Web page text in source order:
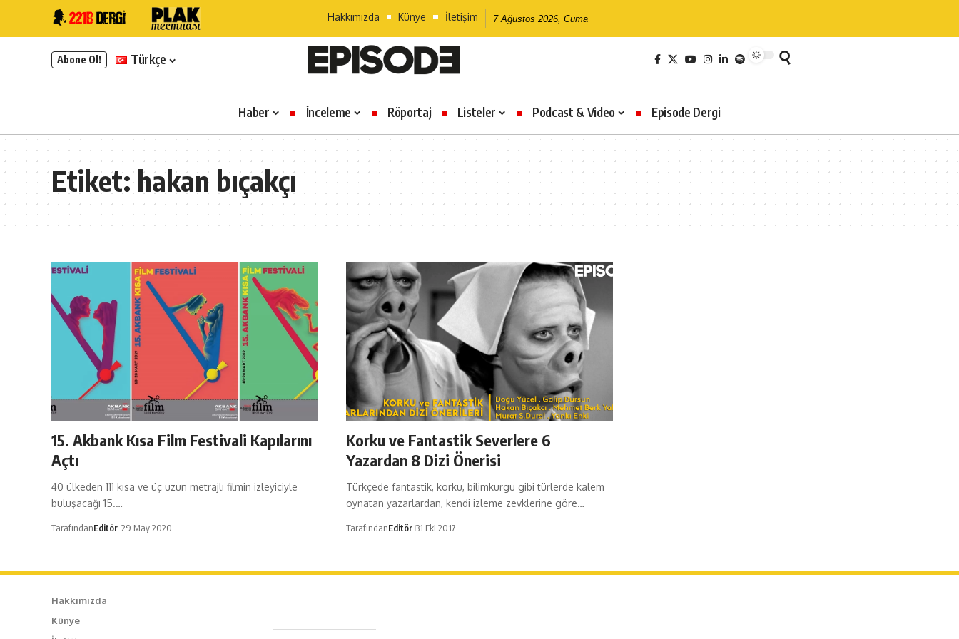
Hakkımızda Künye İletişim 7 Ağustos 2026, Cuma
Abone Ol! Türkçe
Haber İnceleme Röportaj Listeler Podcast & Video Episode Dergi
Etiket:hakan bıçakçı
15. Akbank Kısa Film Festivali Kapılarını
Açtı
40 ülkeden 111 kısa ve üç uzun metrajlı filmin izleyiciyle
buluşacağı 15.…
TarafındanEditör 29 May 2020
Korku ve Fantastik Severlere 6
Yazardan 8 Dizi Önerisi
Türkçede fantastik, korku, bilimkurgu gibi türlerde kalem
oynatan yazarlardan, kendi izleme zevklerine göre…
TarafındanEditör 31 Eki 2017
Hakkımızda
Künye
Caferağa Mah. Dr. Şakir Paşa Sok. No3/A Kadıköy İstanbul